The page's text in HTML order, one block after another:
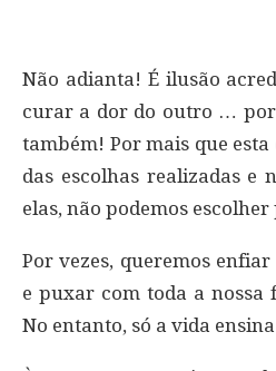
Não adianta! É ilusão
curar a dor do outro … por
também! Por mais que
das escolhas realizadas e
elas, não podemos
Por vezes, queremos
e puxar com toda a nossa
No entanto, só a vida